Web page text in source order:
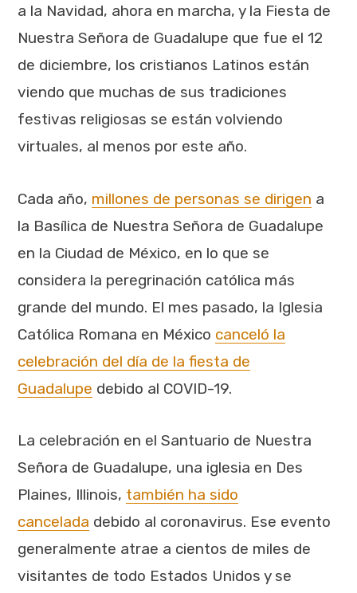
a la Navidad, ahora en marcha, y la Fiesta de
Nuestra Señora de Guadalupe que fue el 12
de diciembre, los cristianos Latinos están
viendo que muchas de sus tradiciones
festivas religiosas se están volviendo
virtuales, al menos por este año.
Cada año, millones de personas se dirigen a
la Basílica de Nuestra Señora de Guadalupe
en la Ciudad de México, en lo que se
considera la peregrinación católica más
grande del mundo. El mes pasado, la Iglesia
Católica Romana en México canceló la
celebración del día de la fiesta de
Guadalupe debido al COVID-19.
La celebración en el Santuario de Nuestra
Señora de Guadalupe, una iglesia en Des
Plaines, Illinois, también ha sido
cancelada debido al coronavirus. Ese evento
generalmente atrae a cientos de miles de
visitantes de todo Estados Unidos y se